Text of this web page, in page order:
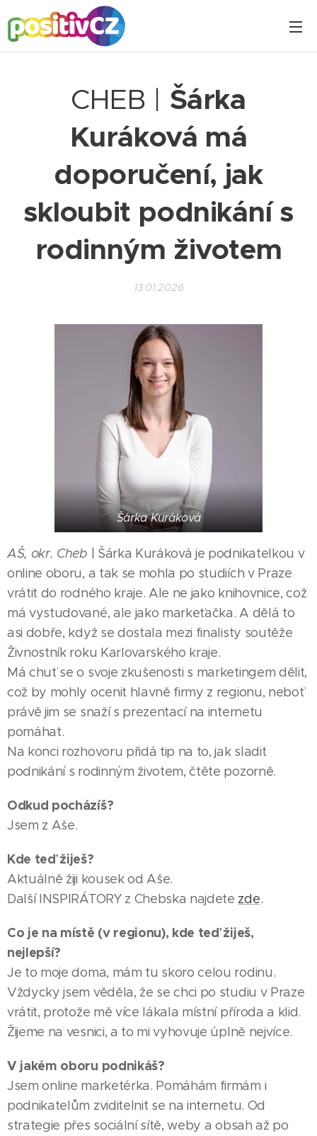
CHEB | Šárka
Kuráková má
doporučení, jak
skloubit podnikání s
rodinným životem
13.01.2026
Šárka Kuráková
AŠ, okr. Cheb | Šárka Kuráková je podnikatelkou v
online oboru, a tak se mohla po studiích v Praze
vrátit do rodného kraje. Ale ne jako knihovnice, což
má vystudované, ale jako markeťačka. A dělá to
asi dobře, když se dostala mezi finalisty soutěže
Živnostník roku Karlovarského kraje.
Má chuť se o svoje zkušenosti s marketingem dělit,
což by mohly ocenit hlavně firmy z regionu, neboť
právě jim se snaží s prezentací na internetu
pomáhat.
Na konci rozhovoru přidá tip na to, jak sladit
podnikání s rodinným životem, čtěte pozorně.
Odkud pocházíš?
Jsem z Aše.
Kde teď žiješ?
Aktuálně žiji kousek od Aše.
Další INSPIRÁTORY z Chebska najdete zde.
Co je na místě (v regionu), kde teď žiješ,
nejlepší?
Je to moje doma, mám tu skoro celou rodinu.
Vždycky jsem věděla, že se chci po studiu v Praze
vrátit, protože mě více lákala místní příroda a klid.
Žijeme na vesnici, a to mi vyhovuje úplně nejvíce.
V jakém oboru podnikáš?
Jsem online marketérka. Pomáhám firmám i
podnikatelům zviditelnit se na internetu. Od
strategie přes sociální sítě, weby a obsah až po